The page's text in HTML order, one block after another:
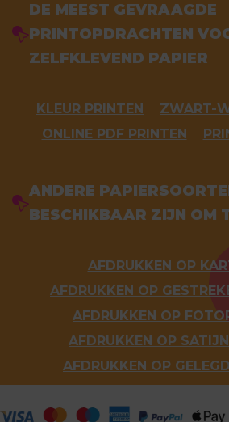
DE MEEST GEVRAAGDE
PRINTOPDRACHTEN
ZELFKLEVEND PAPIER
KLEUR PRINTEN
ZWART-
ONLINE PDF PRINTEN
ANDERE
BESCHIKBAAR ZIJN OM
AFDRUKKEN OP
AFDRUKKEN OP
AFDRUKKEN OP
AFDRUKKEN OP
AFDRUKKEN OP